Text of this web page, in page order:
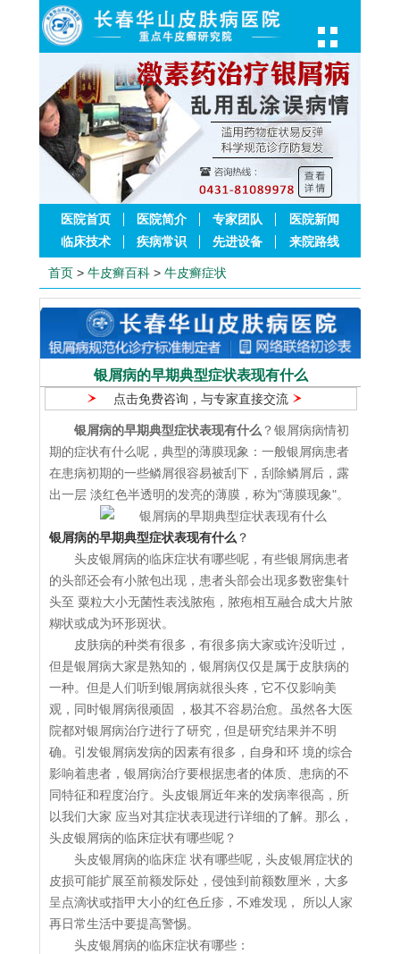
医院首页 医院简介 专家团队
医院新闻
临床技术
疾病常识 先进设备 来院路线
首页 > 牛皮癣百科 > 牛皮癣症状
银屑病的早期典型症状表现有什么
点击免费咨询，与专家直接交流
银屑病的早期典型症状表现有什么 ？银屑病病情初
期的症状有什么呢，典型的薄膜现象：一般银屑病患者
在患病初期的一些鳞屑很容易被刮下，刮除鳞屑后，露
出一层 淡红色半透明的发亮的薄膜，称为"薄膜现象"。
银屑病的早期典型症状表现有什么 ？
头皮银屑病的临床症状有哪些呢，有些银屑病患者
的头部还会有小脓包出现，患者头部会出现多数密集针
头至 粟粒大小无菌性表浅脓疱，脓疱相互融合成大片脓
糊状或成为环形斑状。
皮肤病的种类有很多，有很多病大家或许没听过，
但是银屑病大家是熟知的，银屑病仅仅是属于皮肤病的
一种。但是人们听到银屑病就很头疼，它不仅影响美
观，同时银屑病很顽固 ，极其不容易治愈。虽然各大医
院都对银屑病治疗进行了研究，但是研究结果并不明
确。引发银屑病发病的因素有很多，自身和环 境的综合
影响着患者，银屑病治疗要根据患者的体质、患病的不
同特征和程度治疗。头皮银屑近年来的发病率很高，所
以我们大家 应当对其症状表现进行详细的了解。那么，
头皮银屑病的临床症状有哪些呢？
头皮银屑病的临床症 状有哪些呢，头皮银屑症状的
皮损可能扩展至前额发际处，侵蚀到前额数厘米，大多
呈点滴状或指甲大小的红色丘疹，不难发现， 所以人家
再日常生活中要提高警惕。
头皮银屑病的临床症状有哪些：